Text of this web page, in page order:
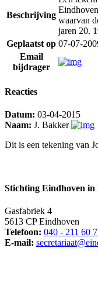
Beschrijving
waarvan
jaren 20.
Geplaatst op 07-07-
Email
bijdrager
Reacties
Datum: 03-04-2015
Naam: J. Bakker
Dit is een tekening van
Stichting Eindhoven in
Gasfabriek 4
5613 CP Eindhoven
Telefoon: 040 - 211 60
E-mail: